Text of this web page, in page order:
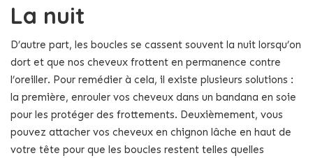
La nuit
D’autre part, les boucles se cassent souvent la nuit lorsqu’on
dort et que nos cheveux frottent en permanence contre
l’oreiller. Pour remédier à cela, il existe plusieurs solutions :
la première, enrouler vos cheveux dans un bandana en soie
pour les protéger des frottements. Deuxièmement, vous
pouvez attacher vos cheveux en chignon lâche en haut de
votre tête pour que les boucles restent telles quelles